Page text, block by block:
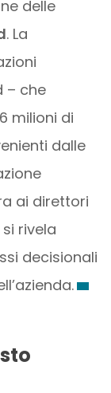
delle
. La
– che
milioni di
dalle
ai direttori
rivela
decisionali